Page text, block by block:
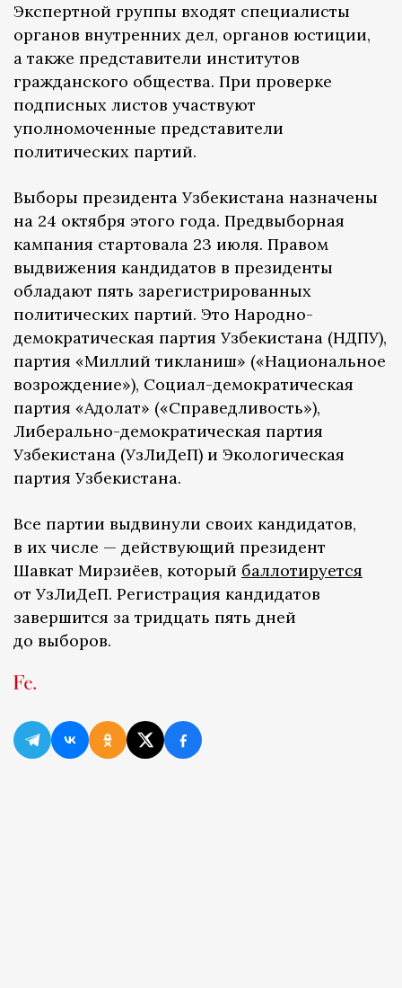
Экспертной группы входят специалисты
органов внутренних дел, органов юстиции,
а также представители институтов
гражданского общества. При проверке
подписных листов участвуют
уполномоченные представители
политических партий.
Выборы президента Узбекистана назначены
на 24 октября этого года. Предвыборная
кампания стартовала 23 июля. Правом
выдвижения кандидатов в президенты
обладают пять зарегистрированных
политических партий. Это Народно-
демократическая партия Узбекистана (НДПУ),
партия «Миллий тикланиш» («Национальное
возрождение»), Социал-демократическая
партия «Адолат» («Справедливость»),
Либерально-демократическая партия
Узбекистана (УзЛиДеП) и Экологическая
партия Узбекистана.
Все партии выдвинули своих кандидатов,
в их числе — действующий президент
Шавкат Мирзиёев, который баллотируется
от УзЛиДеП. Регистрация кандидатов
завершится за тридцать пять дней
до выборов.